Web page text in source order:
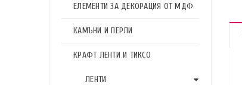
ЕЛЕМЕНТИ ЗА ДЕКОРАЦИЯ ОТ МДФ
КАМЪНИ И ПЕРЛИ
КРАФТ ЛЕНТИ И ТИКСО
ЛЕНТИ